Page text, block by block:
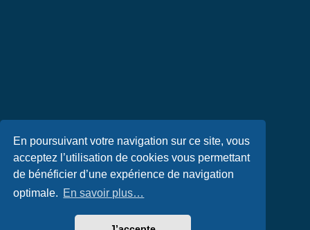
En poursuivant votre navigation sur ce site, vous
acceptez l’utilisation de cookies vous permettant
de bénéficier d’une expérience de navigation
optimale. En savoir plus…